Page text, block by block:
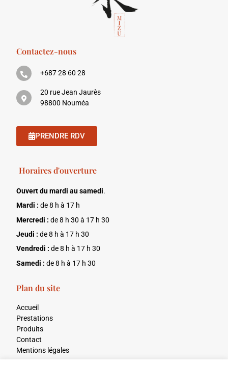
Contactez-nous
+687 28 60 28
20 rue Jean Jaurès
98800 Nouméa
PRENDRE RDV
Horaires d'ouverture
Ouvert du mardi au samedi.
Mardi : de 8 h à 17 h
Mercredi : de 8 h 30 à 17 h 30
Jeudi : de 8 h à 17 h 30
Vendredi : de 8 h à 17 h 30
Samedi : de 8 h à 17 h 30
Plan du site
Accueil
Prestations
Produits
Contact
Mentions légales